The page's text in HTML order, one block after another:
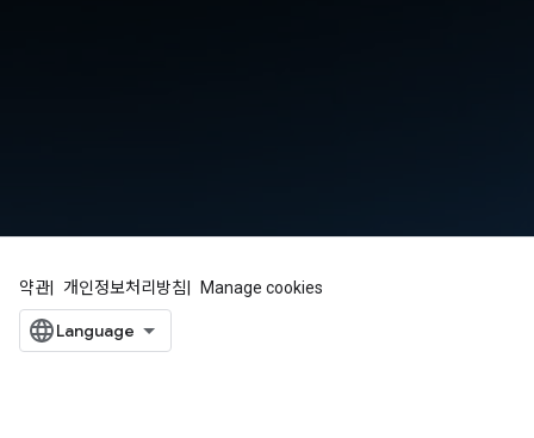
약관 개인정보처리방침 Manage cookies